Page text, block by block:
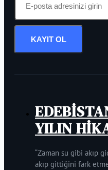
KAYIT OL
YILIN
“Zaman su gibi akıp
akıp gittiğini fark